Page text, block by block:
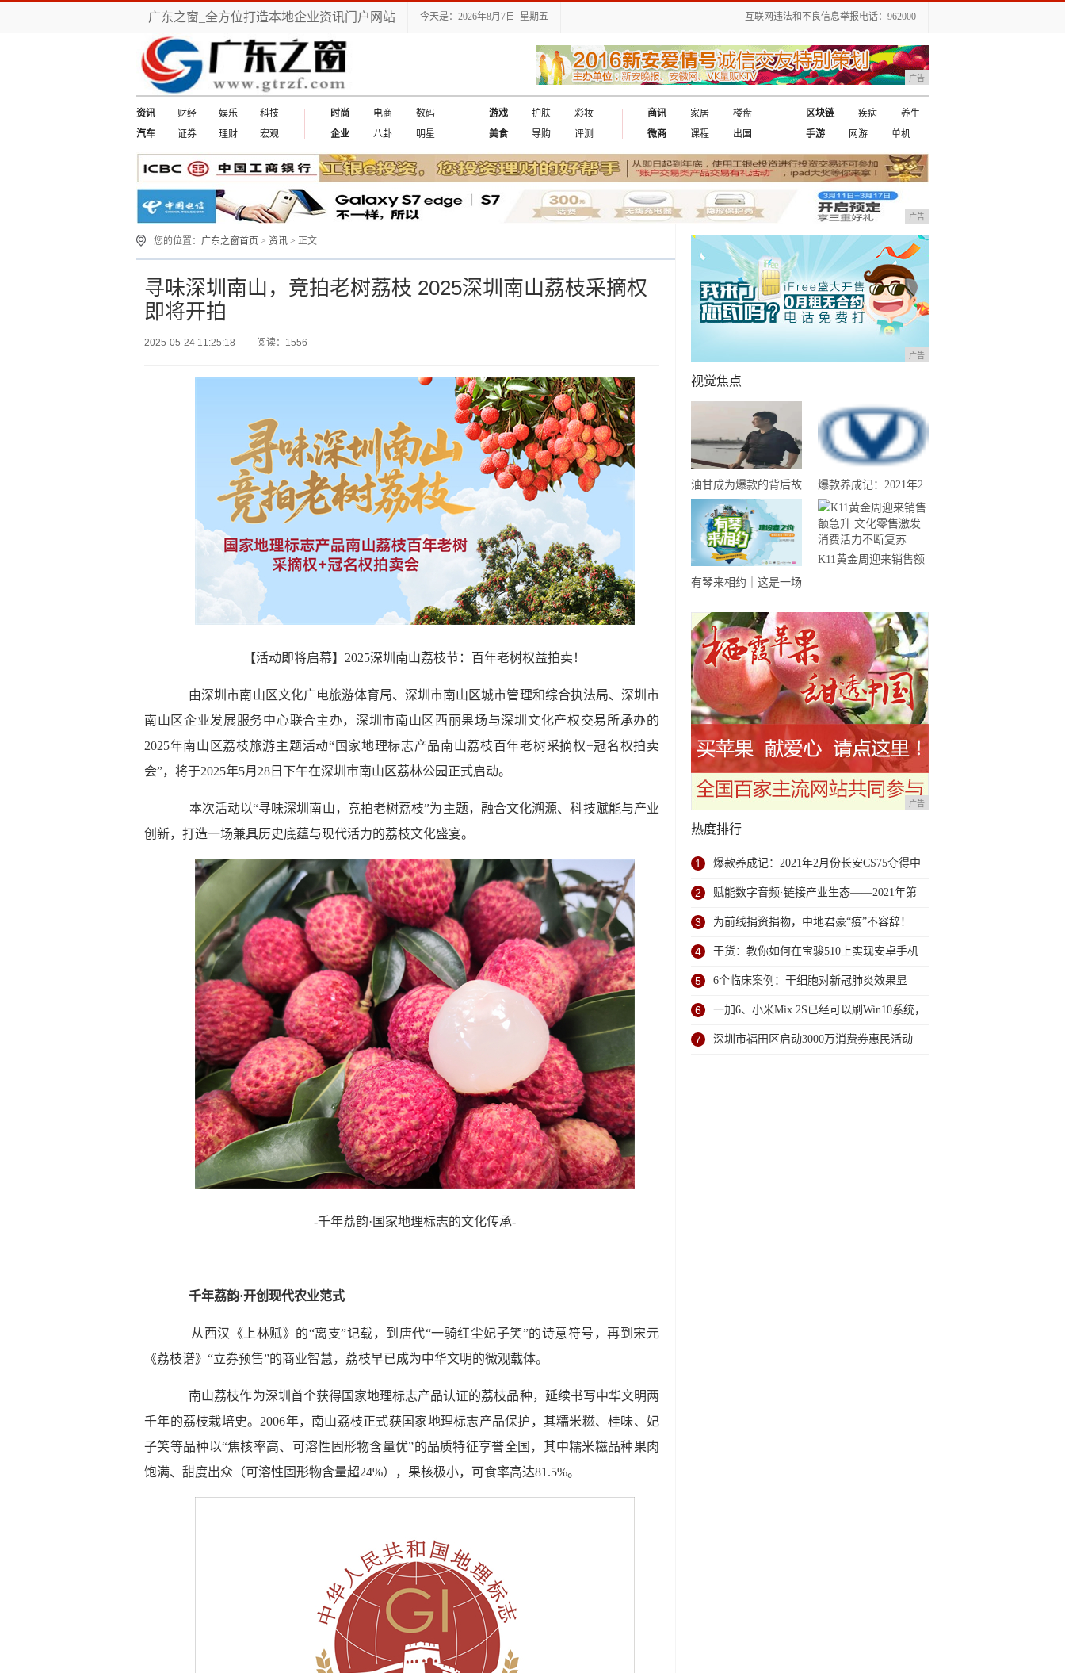
广东之窗_全方位打造本地企业资讯门户网站 今天是：2026年8月7日 星期五 互联网违法和不良信息举报电话：962000
广告
资讯 财经 娱乐
科技
汽车
证券 理财 宏观
时尚 电商
数码
企业
八卦 明星
游戏 护肤
彩妆
美食
导购 评测
商讯 家居
楼盘
微商
课程 出国
区块链 疾病
养生
手游
网游 单机
广告
您的位置： 广东之窗首页 > 资讯 > 正文
寻味深圳南山，竞拍老树荔枝 2025深圳南山荔枝采摘权
即将开拍
2025-05-24 11:25:18 阅读：1556
【活动即将启幕】2025深圳南山荔枝节：百年老树权益拍卖！
由深圳市南山区文化广电旅游体育局、深圳市南山区城市管理和综合执法局、深圳市
南山区企业发展服务中心联合主办，深圳市南山区西丽果场与深圳文化产权交易所承办的
2025年南山区荔枝旅游主题活动“国家地理标志产品南山荔枝百年老树采摘权+冠名权拍卖
会”，将于2025年5月28日下午在深圳市南山区荔林公园正式启动。
本次活动以“寻味深圳南山，竞拍老树荔枝”为主题，融合文化溯源、科技赋能与产业
创新，打造一场兼具历史底蕴与现代活力的荔枝文化盛宴。
-千年荔韵·国家地理标志的文化传承-
千年荔韵·开创现代农业范式
从西汉《上林赋》的“离支”记载，到唐代“一骑红尘妃子笑”的诗意符号，再到宋元
《荔枝谱》“立券预售”的商业智慧，荔枝早已成为中华文明的微观载体。
南山荔枝作为深圳首个获得国家地理标志产品认证的荔枝品种，延续书写中华文明两
千年的荔枝栽培史。2006年，南山荔枝正式获国家地理标志产品保护，其糯米糍、桂味、妃
子笑等品种以“焦核率高、可溶性固形物含量优”的品质特征享誉全国，其中糯米糍品种果肉
饱满、甜度出众（可溶性固形物含量超24%），果核极小，可食率高达81.5%。
广告
视觉焦点
油甘成为爆款的背后故
事---汕尾南果农业带
你来揭晓
爆款养成记：2021年2
月份长安CS75夺得中
国SUV销量冠军
有琴来相约｜这是一场
约
K11黄金周迎来销售额
广告
热度排行
1 爆款养成记：2021年2月份长安CS75夺得中
国SUV销量冠军
2 赋能数字音频·链接产业生态——2021年第
三届深圳国际数字音频产业展6月深圳盛大
开幕
3 为前线捐资捐物，中地君豪“疫”不容辞！
4 干货：教你如何在宝骏510上实现安卓手机
互联及映射的教程
5 6个临床案例：干细胞对新冠肺炎效果显
著，或可在全球扩大研究
6 一加6、小米Mix 2S已经可以刷Win10系统，
网友：安卓提不动刀了？
7 深圳市福田区启动3000万消费券惠民活动